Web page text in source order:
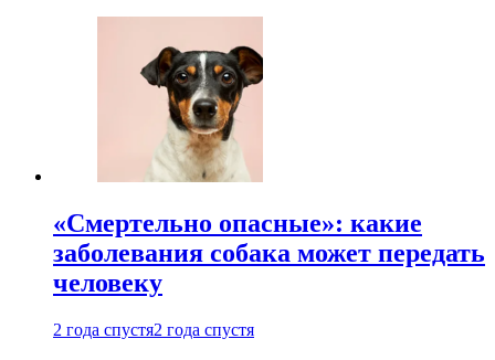
«Смертельно опасные»: какие
заболевания собака может передать
человеку
2 года спустя2 года спустя